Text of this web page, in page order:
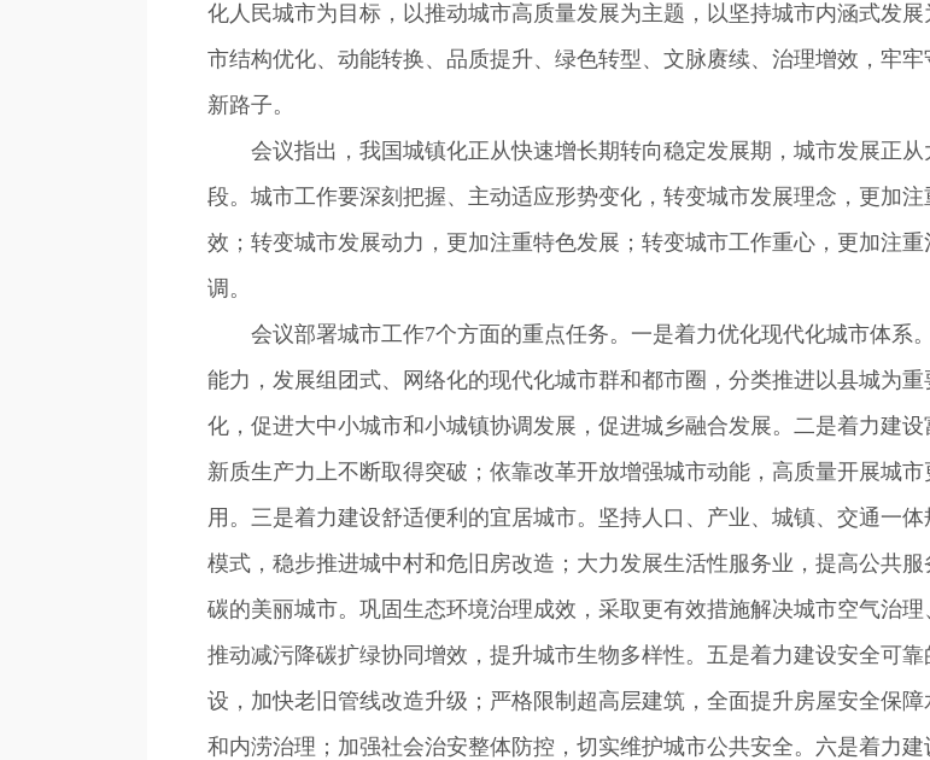
化人民城市为目标，以推动城市高质量发展为主题，以坚持城市内涵式发
市结构优化、动能转换、品质提升、绿色转型、文脉赓续、治理增效，牢
新路子。
会议指出，我国城镇化正从快速增长期转向稳定发展期，城市发展正从
段。城市工作要深刻把握、主动适应形势变化，转变城市发展理念，更加
效；转变城市发展动力，更加注重特色发展；转变城市工作重心，更加注
调。
会议部署城市工作7个方面的重点任务。一是着力优化现代化城市体系
能力，发展组团式、网络化的现代化城市群和都市圈，分类推进以县城为
化，促进大中小城市和小城镇协调发展，促进城乡融合发展。二是着力建
新质生产力上不断取得突破；依靠改革开放增强城市动能，高质量开展城
用。三是着力建设舒适便利的宜居城市。坚持人口、产业、城镇、交通一
模式，稳步推进城中村和危旧房改造；大力发展生活性服务业，提高公共
碳的美丽城市。巩固生态环境治理成效，采取更有效措施解决城市空气治
推动减污降碳扩绿协同增效，提升城市生物多样性。五是着力建设安全可
设，加快老旧管线改造升级；严格限制超高层建筑，全面提升房屋安全保
和内涝治理；加强社会治安整体防控，切实维护城市公共安全。六是着力